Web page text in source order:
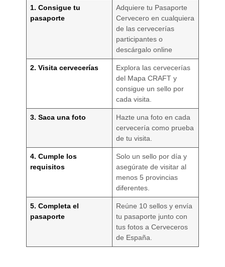
1. Consigue tu
pasaporte
Adquiere tu Pasaporte
Cervecero en cualquiera
de las cervecerías
participantes o
descárgalo online
2. Visita cervecerías
Explora las cervecerías
del Mapa CRAFT y
consigue un sello por
cada visita.
3. Saca una foto
Hazte una foto en cada
cervecería como prueba
de tu visita.
4. Cumple los
requisitos
Solo un sello por día y
asegúrate de visitar al
menos 5 provincias
diferentes.
5. Completa el
pasaporte
Reúne 10 sellos y envía
tu pasaporte junto con
tus fotos a Cerveceros
de España.